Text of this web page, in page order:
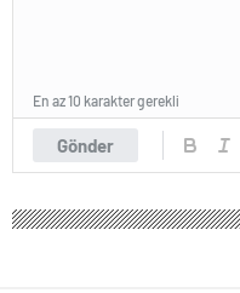
Gönder
En az 10 karakter gerekli